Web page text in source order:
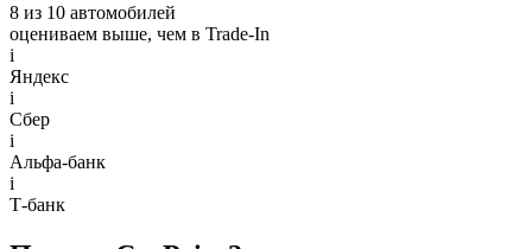
8 из 10 автомобилей
оцениваем выше, чем в Trade‑In
i
Яндекс
i
Сбер
i
Альфа-банк
i
Т-банк